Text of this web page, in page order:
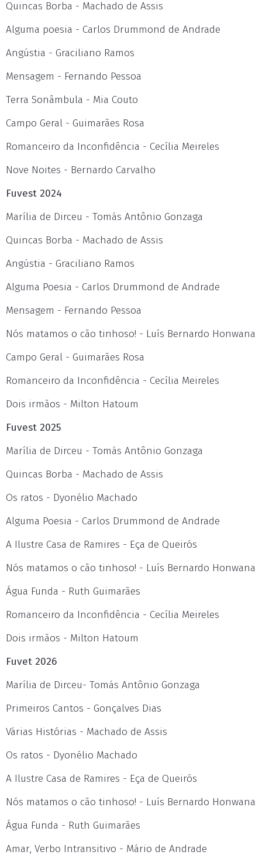
Quincas Borba - Machado de Assis
Alguma poesia - Carlos Drummond de Andrade
Angústia - Graciliano Ramos
Mensagem - Fernando Pessoa
Terra Sonâmbula - Mia Couto
Campo Geral - Guimarães Rosa
Romanceiro da Inconfidência - Cecília Meireles
Nove Noites - Bernardo Carvalho
Fuvest 2024
Marília de Dirceu - Tomás Antônio Gonzaga
Quincas Borba - Machado de Assis
Angústia - Graciliano Ramos
Alguma Poesia - Carlos Drummond de Andrade
Mensagem - Fernando Pessoa
Nós matamos o cão tinhoso! - Luís Bernardo Honwana
Campo Geral - Guimarães Rosa
Romanceiro da Inconfidência - Cecília Meireles
Dois irmãos - Milton Hatoum
Fuvest 2025
Marília de Dirceu - Tomás Antônio Gonzaga
Quincas Borba - Machado de Assis
Os ratos - Dyonélio Machado
Alguma Poesia - Carlos Drummond de Andrade
A Ilustre Casa de Ramires - Eça de Queirós
Nós matamos o cão tinhoso! - Luís Bernardo Honwana
Água Funda - Ruth Guimarães
Romanceiro da Inconfidência - Cecília Meireles
Dois irmãos - Milton Hatoum
Fuvet 2026
Marília de Dirceu- Tomás Antônio Gonzaga
Primeiros Cantos - Gonçalves Dias
Várias Histórias - Machado de Assis
Os ratos - Dyonélio Machado
A Ilustre Casa de Ramires - Eça de Queirós
Nós matamos o cão tinhoso! - Luís Bernardo Honwana
Água Funda - Ruth Guimarães
Amar, Verbo Intransitivo - Mário de Andrade